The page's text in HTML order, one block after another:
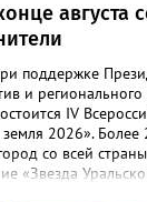
августа
поддержке
и
IV
2026». Более
со всей
«Звезда